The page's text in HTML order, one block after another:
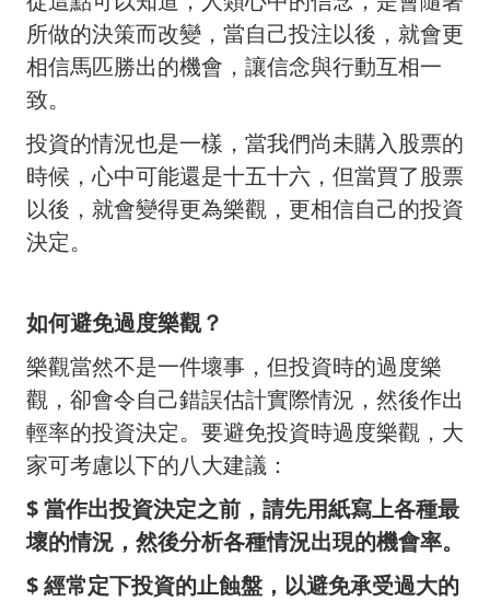
所做的決策而改變，當自己投注以後，就會更
相信馬匹勝出的機會，讓信念與行動互相一
致。
投資的情況也是一樣，當我們尚未購入股票的
時候，心中可能還是十五十六，但當買了股票
以後，就會變得更為樂觀，更相信自己的投資
決定。
如何避免過度樂觀？
樂觀當然不是一件壞事，但投資時的過度樂
觀，卻會令自己錯誤估計實際情況，然後作出
輕率的投資決定。要避免投資時過度樂觀，大
家可考慮以下的八大建議：
$當作出投資決定之前，請先用紙寫上各種最
壞的情況，然後分析各種情況出現的機會率。
$經常定下投資的止蝕盤，以避免承受過大的